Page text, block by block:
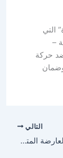
التي
–
ضد حركة
وضمان
التالي
أمانة جازان : صور مطل العارضة المتداولة لا تمثل المشروع النهائي